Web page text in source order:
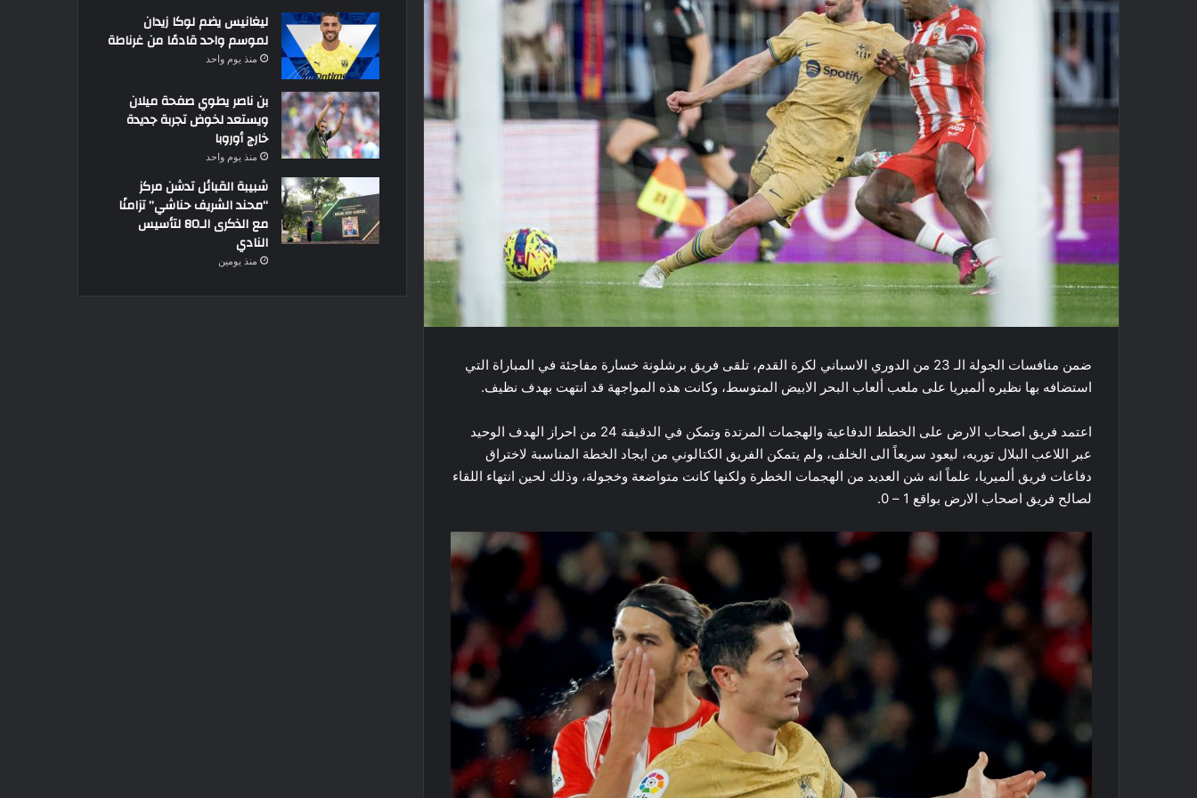
ضمن منافسات الجولة الـ 23 من ​الدوري الاسباني لكرة القدم​، تلقى فريق ​برشلونة​ خسارة مفاجئة في المباراة التي
استضافه بها نظيره ​ألميريا​ على ملعب ألعاب البحر الابيض المتوسط، وكانت هذه المواجهة قد انتهت بهدف نظيف.
اعتمد فريق اصحاب الارض على الخطط الدفاعية والهجمات المرتدة وتمكن في الدقيقة 24 من احراز الهدف الوحيد
عبر اللاعب البلال توريه، ليعود سريعاً الى الخلف، ولم يتمكن الفريق الكتالوني من ايجاد الخطة المناسبة لاختراق
دفاعات فريق ألميريا، علماً انه شن العديد من الهجمات الخطرة ولكنها كانت متواضعة وخجولة، وذلك لحين انتهاء اللقاء
لصالح فريق اصحاب الارض بواقع 1 – 0.
ليغانيس يضم لوكا زيدان
لموسم واحد قادمًا من غرناطة
منذ يوم واحد
بن ناصر يطوي صفحة ميلان
ويستعد لخوض تجربة جديدة
خارج أوروبا
منذ يوم واحد
شبيبة القبائل تدشن مركز
“محند الشريف حناشي” تزامنًا
مع الذكرى الـ80 لتأسيس
النادي
منذ يومين